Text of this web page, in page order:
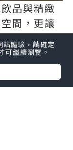
品與精緻
間，更讓
朋友相聚
刻的一間
體驗，請確定
可繼續瀏覽。